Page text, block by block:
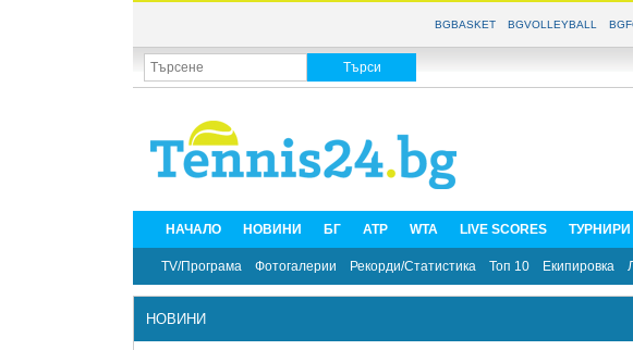
BGBASKET BGVOLLEYBALL
НАЧАЛО НОВИНИ БГ ATP WTA LIVE SCORES ТУРНИРИ
TV/Програма Фотогалерии Рекорди/Статистика Топ 10 Екипировка
НОВИНИ